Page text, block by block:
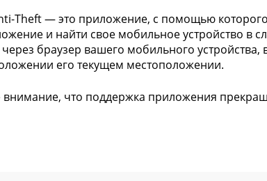
Theft — это приложение, с помощью
и найти свое мобильное устройство в
через браузер вашего мобильного
его текущем местоположении.
внимание, что поддержка приложения